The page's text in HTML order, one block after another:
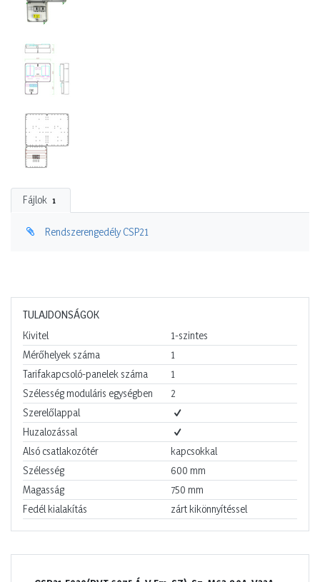
Fájlok 1
Rendszerengedély CSP21
TULAJDONSÁGOK
Kivitel
1-szintes
Mérőhelyek száma
1
Tarifakapcsoló-panelek száma
1
Szélesség moduláris egységben
2
Szerelőlappal
Huzalozással
Alsó csatlakozótér
kapcsokkal
Szélesség
600 mm
Magasság
750 mm
Fedél kialakítás
zárt kikönnyítéssel